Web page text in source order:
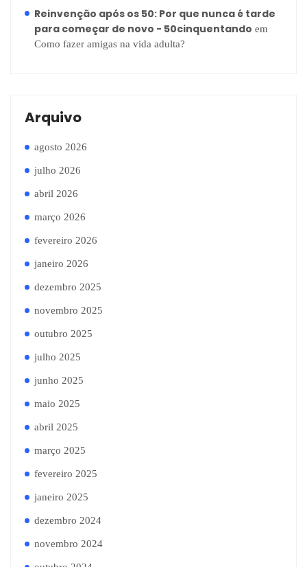
Reinvenção após os 50: Por que nunca é tarde
para começar de novo - 50cinquentando em
Como fazer amigas na vida adulta?
Arquivo
agosto 2026
julho 2026
abril 2026
março 2026
fevereiro 2026
janeiro 2026
dezembro 2025
novembro 2025
outubro 2025
julho 2025
junho 2025
maio 2025
abril 2025
março 2025
fevereiro 2025
janeiro 2025
dezembro 2024
novembro 2024